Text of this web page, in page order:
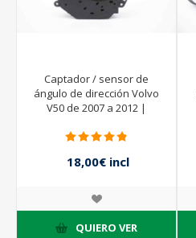
Captador / sensor de
ángulo de dirección Volvo
V50 de 2007 a 2012 |
18,00€ incl
impuestos
QUIERO VER